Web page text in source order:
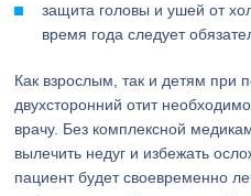
защита головы и ушей от
время года следует
Как взрослым, так и детям при
двухсторонний отит
врачу. Без комплексной
вылечить недуг и избежать
пациент будет своевременно